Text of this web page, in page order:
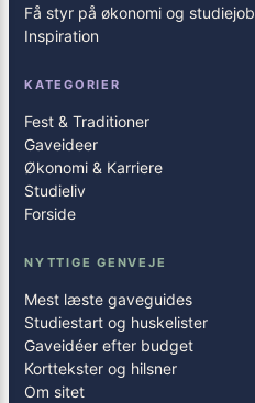
Få styr på økonomi og studiejob
Inspiration
KATEGORIER
Fest & Traditioner
Gaveideer
Økonomi & Karriere
Studieliv
Forside
NYTTIGE GENVEJE
Mest læste gaveguides
Studiestart og huskelister
Gaveidéer efter budget
Korttekster og hilsner
Om sitet